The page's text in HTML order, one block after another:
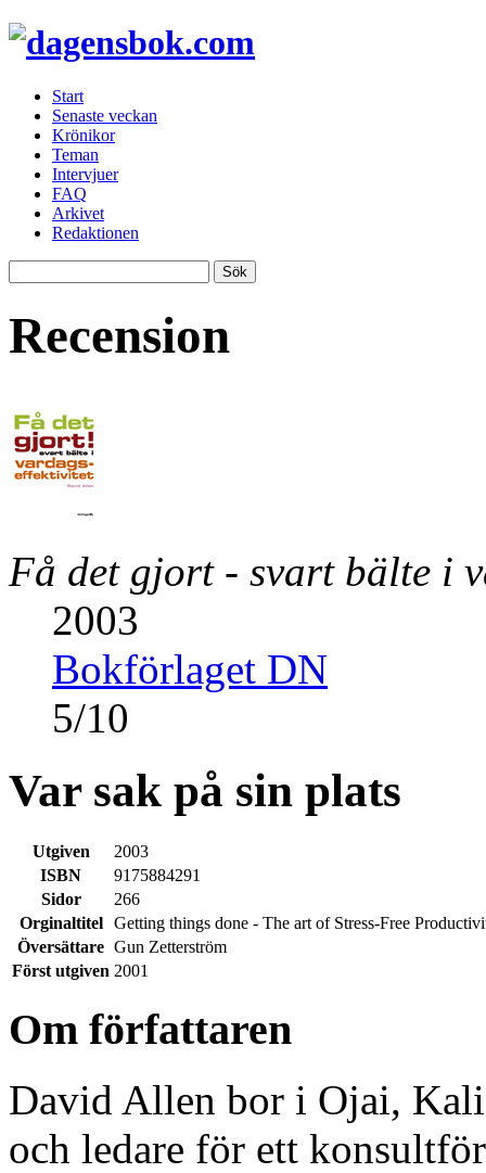
Start
Senaste veckan
Krönikor
Teman
Intervjuer
FAQ
Arkivet
Redaktionen
Recension
Få det gjort - svart bälte i
2003
Bokförlaget DN
5/10
Var sak på sin plats
Utgiven
2003
ISBN
9175884291
Sidor
266
Orginaltitel
Getting things done - The art of Stress-Free
Översättare Gun Zetterström
Först utgiven 2001
Om författaren
David Allen bor i Ojai,
och ledare för ett